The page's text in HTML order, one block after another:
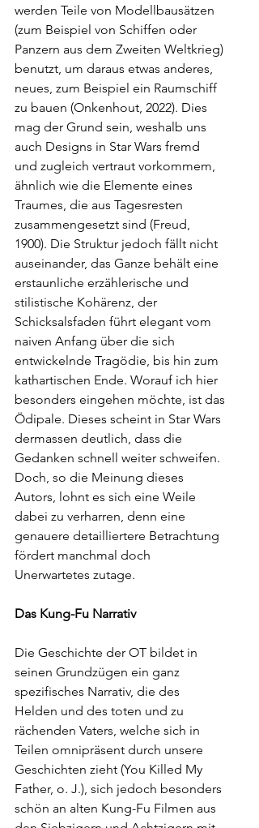
werden Teile von Modellbausätzen
(zum Beispiel von Schiffen oder
Panzern aus dem Zweiten Weltkrieg)
benutzt, um daraus etwas anderes,
neues, zum Beispiel ein Raumschiff
zu bauen (Onkenhout, 2022). Dies
mag der Grund sein, weshalb uns
auch Designs in Star Wars fremd
und zugleich vertraut vorkommem,
ähnlich wie die Elemente eines
Traumes, die aus Tagesresten
zusammengesetzt sind (Freud,
1900). Die Struktur jedoch fällt nicht
auseinander, das Ganze behält eine
erstaunliche erzählerische und
stilistische Kohärenz, der
Schicksalsfaden führt elegant vom
naiven Anfang über die sich
entwickelnde Tragödie, bis hin zum
kathartischen Ende. Worauf ich hier
besonders eingehen möchte, ist das
Ödipale. Dieses scheint in Star Wars
dermassen deutlich, dass die
Gedanken schnell weiter schweifen.
Doch, so die Meinung dieses
Autors, lohnt es sich eine Weile
dabei zu verharren, denn eine
genauere detailliertere Betrachtung
fördert manchmal doch
Unerwartetes zutage.
Das Kung-Fu Narrativ
Die Geschichte der OT bildet in
seinen Grundzügen ein ganz
spezifisches Narrativ, die des
Helden und des toten und zu
rächenden Vaters, welche sich in
Teilen omnipräsent durch unsere
Geschichten zieht (You Killed My
Father, o. J.), sich jedoch besonders
schön an alten Kung-Fu Filmen aus